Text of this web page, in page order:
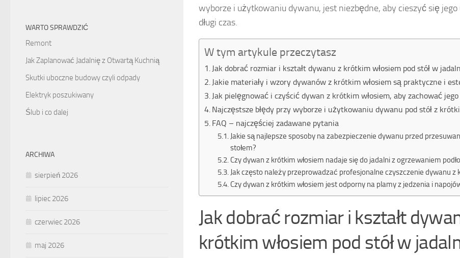
wyborze i użytkowaniu dywanu, jest niezbędne, aby cieszyć się jego
długi czas.
W tym artykule przeczytasz
Jak dobrać rozmiar i kształt dywanu z krótkim włosiem pod stół w
Jakie materiały i wzory dywanów z krótkim włosiem są praktyczne i
Jak pielęgnować i czyścić dywan z krótkim włosiem, aby zachować
Najczęstsze błędy przy wyborze i użytkowaniu dywanu pod stół z
FAQ – najczęściej zadawane pytania
Jakie są najlepsze sposoby na zabezpieczenie dywanu przed
stołem?
Czy dywan z krótkim włosiem nadaje się do jadalni z ogrzewaniem
Jak często należy przeprowadzać profesjonalne czyszczenie dywanu z
Czy dywan z krótkim włosiem jest odporny na plamy z jedzenia i
Jak dobrać rozmiar i kształt
krótkim włosiem pod stół w
WARTO SPRAWDZIĆ
Remont
Jak Zaplanować Jadalnię z Otwartą Kuchnią
Skutki uboczne budowy czyli odpady
Elektryk poszukiwany
Ślub i co dalej
ARCHIWA
sierpień 2026
lipiec 2026
czerwiec 2026
maj 2026